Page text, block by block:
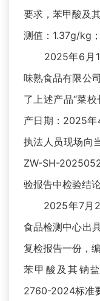
要求，苯甲酸及
测值：1.37g/kg
2025年6月16
味熟食品有限公
了上述产品“菜
产日期：2025年
执法人员现场向
ZW-SH-
验报告中检验结
2025年7月22
食品检测中心出
复检报告一份，
苯甲酸及其钠
2760-2024标准